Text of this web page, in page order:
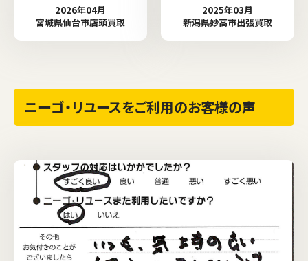
2026年04月
宮城県仙台市店頭買取
2025年03月
新潟県妙高市出張買取
ニーゴ・リユースをご利用のお客様の声